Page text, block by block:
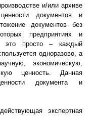
и/или архиве
документов и
документов без
предприятиях и
это просто – каждый
одноразово, а
экономическую,
ценность. Данная
документа и
экспертная